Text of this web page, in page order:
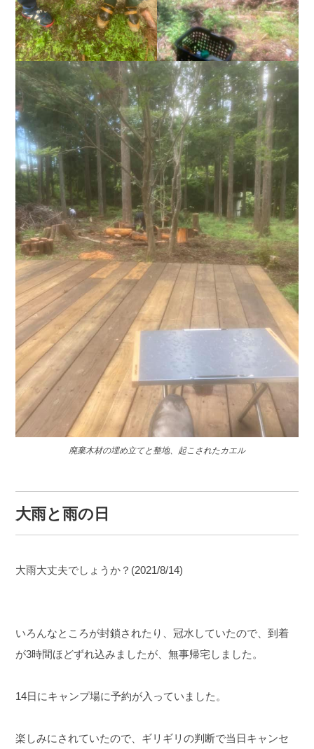
廃棄木材の埋め立てと整地、起こされたカエル
大雨と雨の日
大雨大丈夫でしょうか？(2021/8/14)
いろんなところが封鎖されたり、冠水していたので、到着
が3時間ほどずれ込みましたが、無事帰宅しました。
14日にキャンプ場に予約が入っていました。
楽しみにされていたので、ギリギリの判断で当日キャンセ